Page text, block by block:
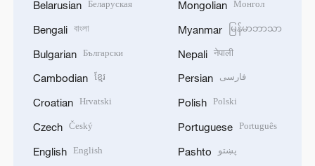
Belarusian Беларуская
Bengali বাংলা
Bulgarian Български
Cambodian ខ្មែរ
Croatian Hrvatski
Czech Český
English English
Mongolian Монгол
Myanmar မြန်မာဘာသာ
Nepali नेपाली
Persian فارسی
Polish Polski
Portuguese Português
Pashto پښتو